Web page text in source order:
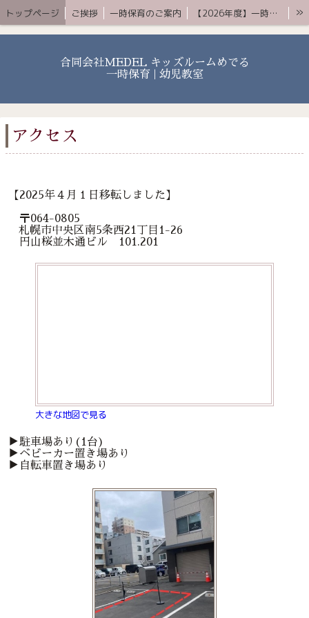
トップページ ご挨拶 一時保育のご案内
【2026年度】一時保育プレミアムコース
お知らせ 〜ブログ〜
よくある質問 アクセス
YouTube
»
合同会社MEDEL キッズルームめでる
一時保育 | 幼児教室
アクセス
【2025年４月１日移転しました】
〒064-0805
札幌市中央区南5条西21丁目1-26
円山桜並木通ビル 101.201
大きな地図で見る
▶︎駐車場あり(1台)
▶︎ベビーカー置き場あり
▶︎自転車置き場あり